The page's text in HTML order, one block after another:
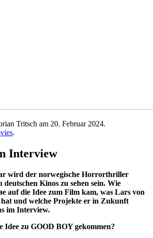
Tritsch am 20. Februar 2024.
.
Interview
wird der norwegische Horrorthriller
Kinos zu sehen sein. Wie
auf die Idee zum Film kam, was Lars von
und welche Projekte er in Zukunft
im Interview.
Idee zu GOOD BOY gekommen?